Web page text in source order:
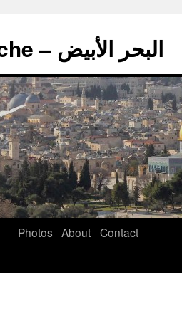
La mer blanche – البحر الأبيض
Photos About Contact